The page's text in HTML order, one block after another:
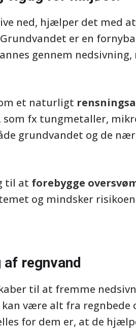
ned, hjælper det med at
er en
gennem
et naturligt
som fx tungmetaller,
grundvandet og de
til at forebygge
og mindsker
regnvand
til at fremme
kan være alt fra
for dem er, at de